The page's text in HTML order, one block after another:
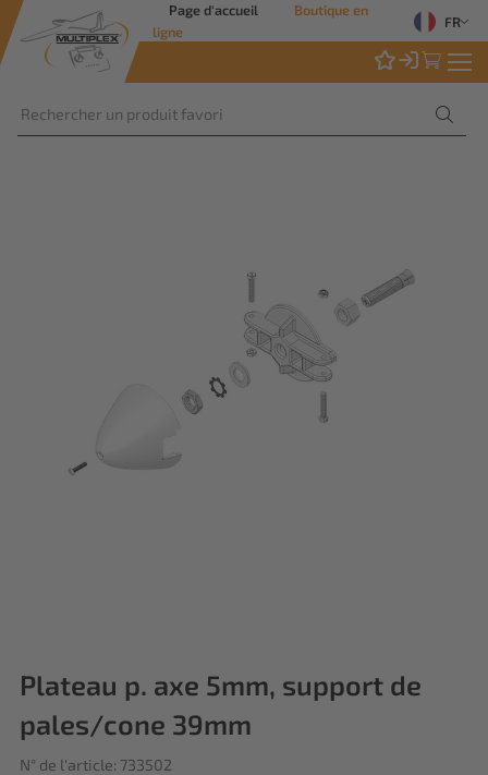
Page d'accueil
Boutique en
ligne
FR
Plateau p. axe 5mm, support de
pales/cone 39mm
N° de l'article: 733502